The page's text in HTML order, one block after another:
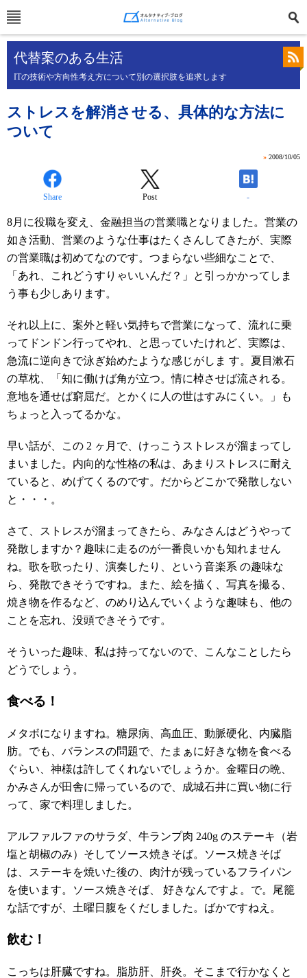
代替案のある生活
ITの技術や方向性考え方について別の選択肢を追求します
ストレスを解消させる、具体的な方法に
ついて
» 2008/10/05
Share Post -
8月に役職を変え、金融担当の営業職となりました。営業の
如き活動、営業のような仕事はたくさんしてきたが、実際
の営業職は初めてなのです。つまらない些細なことで、
「あれ、これどうすりゃいいんだ？」と引っかかってしま
う事も少しあります。
それ以上に、案外と軽い気持ちで営業になって、流れに乗
ってドンドン行ってやれ、と思っていたけれど、実際は、
急流に逆向きで泳ぎ始めたような感じがしま す。夏目漱石
の草枕、「知に働けば角が立つ。情に棹させば流される。
意地を通せば窮屈だ。とかくに人の世はすみにくい。」も
ちょっと入ってるかな。
早い話が、この 2 ヶ月で、けっこうストレスが溜まってし
まいました。内向的な性格の私は、あまりストレスに耐え
ていると、めげてくるのです。だからどこかで発散しない
と・・・。
さて、ストレスが溜まってきたら、みなさんはどうやって
発散しますか？趣味に走るのが一番良いかも知れません
ね。歌を歌ったり、演奏したり、という音楽系 の趣味な
ら、発散できそうですね。また、絵を描く、写真を撮る、
焼き物を作るなど、のめり込んでいくような趣味も、他の
ことを忘れ、没頭できそうです。
そういった趣味、私は持ってないので、こんなことしたら
どうでしょう。
食べる！
メタボになりますね。糖尿病、高血圧、動脈硬化、内臓脂
肪。でも、バランスの問題で、たまぁに好きな物を食べる
ぐらい、神様は許してくれないでしょうか。金曜日の晩、
かみさんが田舎に帰っているので、成城石井に買い物に行
って、家で料理しました。
アルファルファのサラダ、牛ランプ肉 240g のステーキ（岩
塩と胡椒のみ）そしてソース焼きそば。ソース焼きそば
は、ステーキを焼いた後の、肉汁が残っているフライパン
を使います。ソース焼きそば、 好きなんですよ。で。尾籠
な話ですが、土曜日腹をくだしました。ばかですねえ。
飲む！
こっちは肝臓ですね。脂肪肝、肝炎。そこまで行かなくと